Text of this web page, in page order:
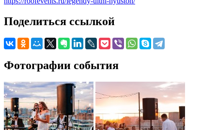
Поделиться ссылкой
Фотографии события